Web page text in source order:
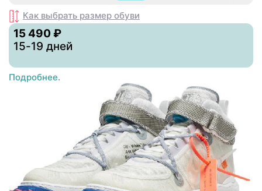
Как выбрать размер обуви
15 490 ₽
15-19 дней
Подробнее.